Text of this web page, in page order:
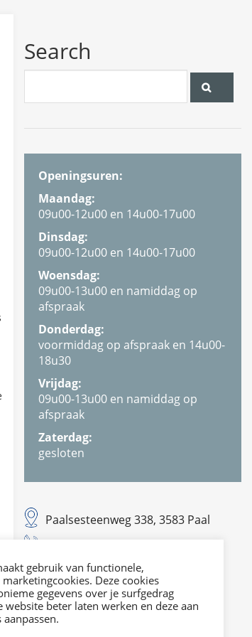
Search
Openingsuren:
Maandag:
09u00-12u00 en 14u00-17u00
Dinsdag:
09u00-12u00 en 14u00-17u00
Woensdag:
09u00-13u00 en namiddag op
afspraak
Donderdag:
voormiddag op afspraak en 14u00-
18u30
Vrijdag:
09u00-13u00 en namiddag op
afspraak
Zaterdag:
gesloten
Paalsesteenweg 338, 3583 Paal
E. info@dvies.be
Mail ons
gebruik van functionele,
Deze cookies
gegevens over je surfgedrag
website beter laten werken en deze aan